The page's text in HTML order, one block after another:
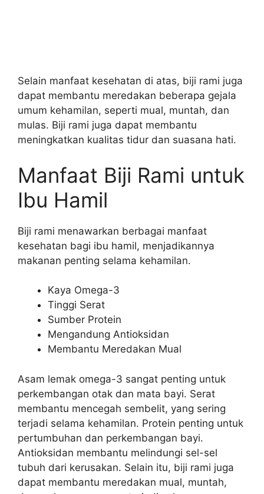
Selain manfaat kesehatan di atas, biji rami juga
dapat membantu meredakan beberapa gejala
umum kehamilan, seperti mual, muntah, dan
mulas. Biji rami juga dapat membantu
meningkatkan kualitas tidur dan suasana hati.
Manfaat Biji Rami untuk
Ibu Hamil
Biji rami menawarkan berbagai manfaat
kesehatan bagi ibu hamil, menjadikannya
makanan penting selama kehamilan.
Kaya Omega-3
Tinggi Serat
Sumber Protein
Mengandung Antioksidan
Membantu Meredakan Mual
Asam lemak omega-3 sangat penting untuk
perkembangan otak dan mata bayi. Serat
membantu mencegah sembelit, yang sering
terjadi selama kehamilan. Protein penting untuk
pertumbuhan dan perkembangan bayi.
Antioksidan membantu melindungi sel-sel
tubuh dari kerusakan. Selain itu, biji rami juga
dapat membantu meredakan mual, muntah,